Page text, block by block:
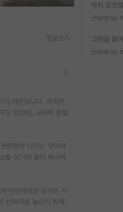
댓글쓰기
기 때문입니다. 하지만
도 있던데, 교육이 본질
만원이 나가는 것이라
를 이기며 말이 박사학
탄탄대로만 달리는 사
선택지를 늘리기 위해